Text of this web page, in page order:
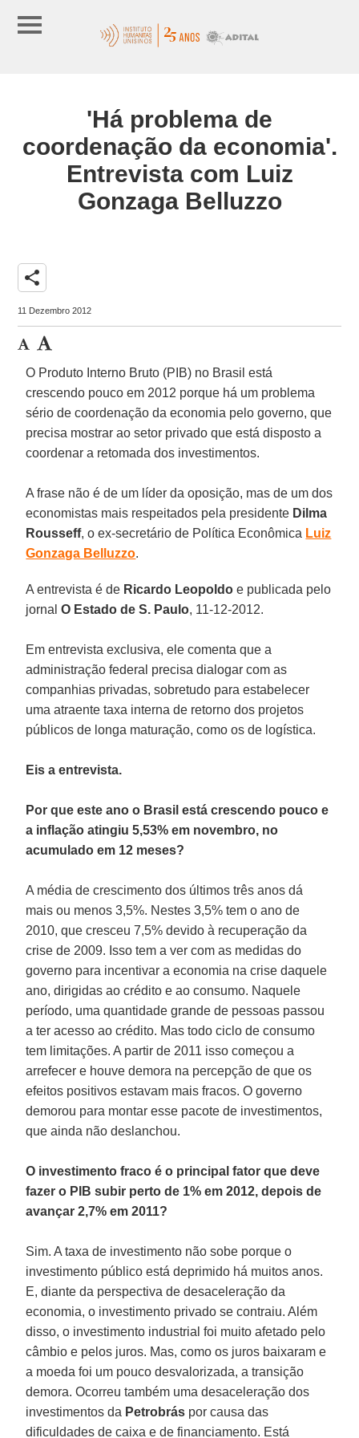
'Há problema de
coordenação da economia'.
Entrevista com Luiz
Gonzaga Belluzzo
share
11 Dezembro 2012
O Produto Interno Bruto (PIB) no Brasil está
crescendo pouco em 2012 porque há um problema
sério de coordenação da economia pelo governo, que
precisa mostrar ao setor privado que está disposto a
coordenar a retomada dos investimentos.
A frase não é de um líder da oposição, mas de um dos
economistas mais respeitados pela presidente Dilma
Rousseff, o ex-secretário de Política Econômica Luiz
Gonzaga Belluzzo.
A entrevista é de Ricardo Leopoldo e publicada pelo
jornalO Estado de S. Paulo, 11-12-2012.
Em entrevista exclusiva, ele comenta que a
administração federal precisa dialogar com as
companhias privadas, sobretudo para estabelecer
uma atraente taxa interna de retorno dos projetos
públicos de longa maturação, como os de logística.
Eis a entrevista.
Por que este ano o Brasil está crescendo pouco e
a inflação atingiu 5,53% em novembro, no
acumulado em 12 meses?
A média de crescimento dos últimos três anos dá
mais ou menos 3,5%. Nestes 3,5% tem o ano de
2010, que cresceu 7,5% devido à recuperação da
crise de 2009. Isso tem a ver com as medidas do
governo para incentivar a economia na crise daquele
ano, dirigidas ao crédito e ao consumo. Naquele
período, uma quantidade grande de pessoas passou
a ter acesso ao crédito. Mas todo ciclo de consumo
tem limitações. A partir de 2011 isso começou a
arrefecer e houve demora na percepção de que os
efeitos positivos estavam mais fracos. O governo
demorou para montar esse pacote de investimentos,
que ainda não deslanchou.
O investimento fraco é o principal fator que deve
fazer o PIB subir perto de 1% em 2012, depois de
avançar 2,7% em 2011?
Sim. A taxa de investimento não sobe porque o
investimento público está deprimido há muitos anos.
E, diante da perspectiva de desaceleração da
economia, o investimento privado se contraiu. Além
disso, o investimento industrial foi muito afetado pelo
câmbio e pelos juros. Mas, como os juros baixaram e
a moeda foi um pouco desvalorizada, a transição
demora. Ocorreu também uma desaceleração dos
investimentos da Petrobrás por causa das
dificuldades de caixa e de financiamento. Está